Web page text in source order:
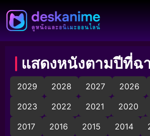
แสดงหนังตามปีที่ฉ
2029 2028 2027 2026
2023
2022 2021 2020
2017
2016 2015 2014